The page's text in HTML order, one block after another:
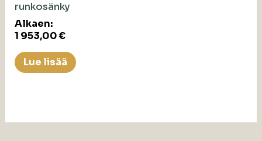
runkosänky
Alkaen:
1 953,00€
Lue lisää